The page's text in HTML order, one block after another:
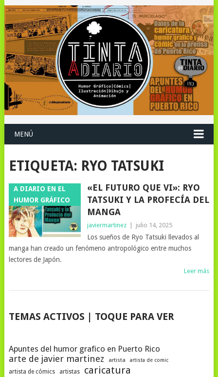
MENÚ
ETIQUETA: RYO TATSUKI
A DIARIO EN EL
HUMOR GRÁFICO
«EL FUTURO QUE VI»: RYO
TATSUKI Y LA PROFECÍA DEL
MANGA
javiermartinez julio 14, 2025
Los sueños de Ryo Tatsuki llevados al
manga han creado un fenómeno antropológico entre muchos
lectores de Japón.
Leer más
NAVEGACIÓN
TEMAS ACTIVOS | TOQUE PARA VER
Apuntes del humor grafico en Puerto Rico
arte de javier martinez artista artista de comic
artista de cómics artistas caricatura